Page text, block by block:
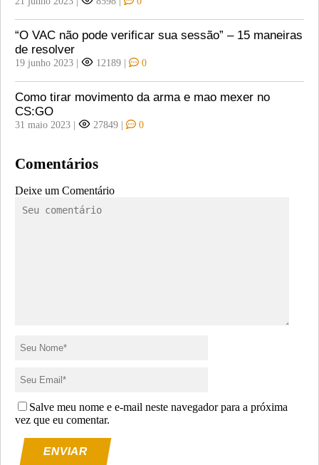
“O VAC não pode verificar sua sessão” – 15 maneiras
de resolver
19 junho 2023 | 12189 | 0
Como tirar movimento da arma e mao mexer no
CS:GO
31 maio 2023 | 27849 | 0
Comentários
Deixe um Comentário
Salve meu nome e e-mail neste navegador para a próxima
vez que eu comentar.
ENVIAR